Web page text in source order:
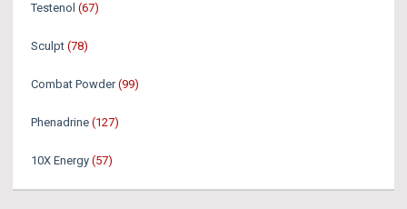
Testenol (67)
Sculpt (78)
Combat Powder (99)
Phenadrine (127)
10X Energy (57)